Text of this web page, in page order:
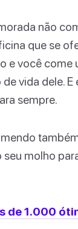
não
que se
e você
vida dele.
sempre.
molho
de 1.000